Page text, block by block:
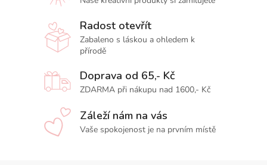
Radost otevřít
Zabaleno s láskou a ohledem k
přírodě
Doprava od 65,- Kč
ZDARMA při nákupu nad 1600,- Kč
Záleží nám na vás
Vaše spokojenost je na prvním místě